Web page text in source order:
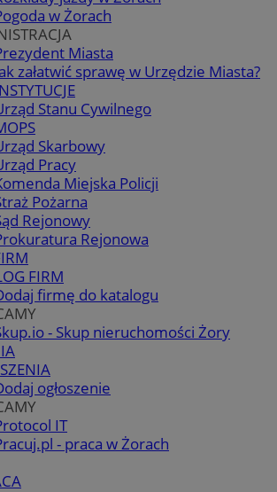
w Żorach
Miasta
załatwić sprawę w Urzędzie Miasta?
Stanu Cywilnego
Skarbowy
Pracy
Miejska Policji
Pożarna
Rejonowy
Rejonowa
FIRM
firmę do katalogu
- Skup nieruchomości Żory
ogłoszenie
IT
- praca w Żorach